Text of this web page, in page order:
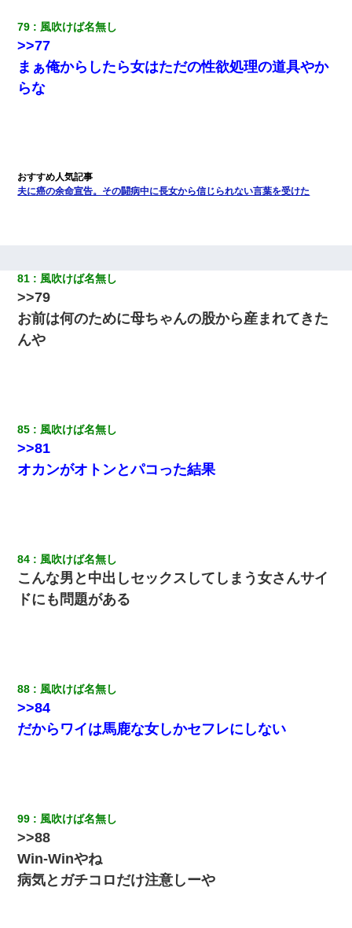
79 風吹けば名無し
>>77
まぁ俺からしたら女はただの性欲処理の道具やか
らな
夫に癌の余命宣告。その闘病中に長女から信じられない言葉を受けた
81 風吹けば名無し
>>79
お前は何のために母ちゃんの股から産まれてきた
んや
85 風吹けば名無し
>>81
オカンがオトンとパコった結果
84 風吹けば名無し
こんな男と中出しセックスしてしまう女さんサイ
ドにも問題がある
88 風吹けば名無し
>>84
だからワイは馬鹿な女しかセフレにしない
99 風吹けば名無し
>>88
Win-Winやね
病気とガチコロだけ注意しーや